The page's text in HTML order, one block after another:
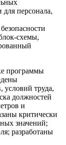
персонала,
схемы,
программы
условий труда,
должностей
и
критически
значений;
разработаны